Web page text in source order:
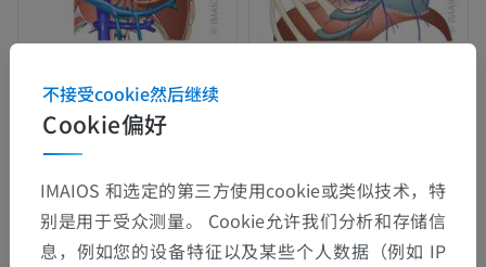
解剖层次
人体解剖学2
人体解剖学1
Cookie偏好
不接受cookie然后继续
IMAIOS 和选定的第三方使用cookie或类似技术，特
别是用于受众测量。 Cookie允许我们分析和存储信
息，例如您的设备特征以及某些个人数据（例如 IP